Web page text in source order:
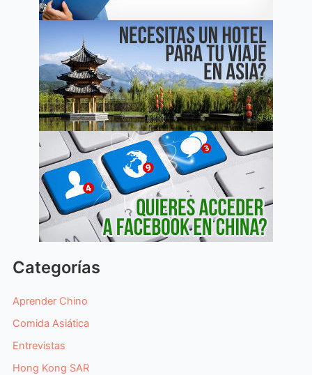
Categorías
Aprender Chino
Comida Asiática
Entrevistas
Hong Kong SAR